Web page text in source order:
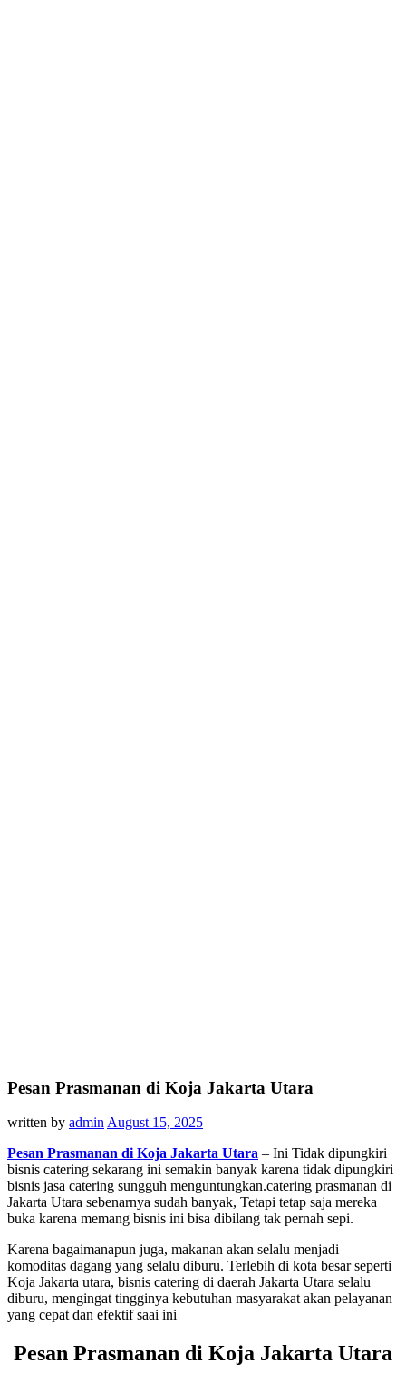
Pesan Prasmanan di Koja Jakarta Utara
written by adminAugust 15, 2025
Pesan Prasmanan di Koja Jakarta Utara – Ini Tidak dipungkiri
bisnis catering sekarang ini semakin banyak karena tidak dipungkiri
bisnis jasa catering sungguh menguntungkan.catering prasmanan di
Jakarta Utara sebenarnya sudah banyak, Tetapi tetap saja mereka
buka karena memang bisnis ini bisa dibilang tak pernah sepi.
Karena bagaimanapun juga, makanan akan selalu menjadi
komoditas dagang yang selalu diburu. Terlebih di kota besar seperti
Koja Jakarta utara, bisnis catering di daerah Jakarta Utara selalu
diburu, mengingat tingginya kebutuhan masyarakat akan pelayanan
yang cepat dan efektif saai ini
Pesan Prasmanan di Koja Jakarta Utara